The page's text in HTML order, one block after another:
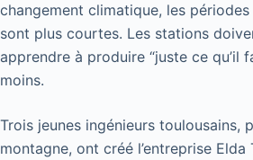
changement climatique, les
sont plus courtes. Les stations
apprendre à produire “juste ce qu’il
moins.
Trois jeunes ingénieurs toulousains,
montagne, ont créé l’entreprise Elda